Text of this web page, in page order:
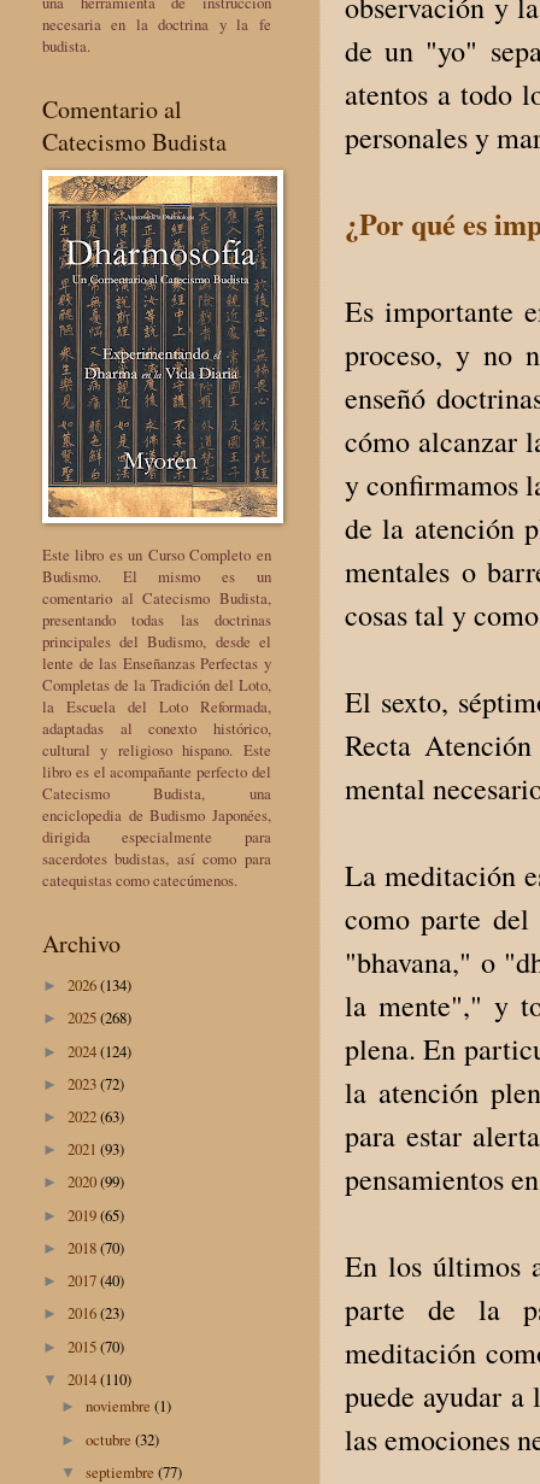
de un "yo"
atentos a todo
personales y
¿Por qué es
Es importante
proceso, y no
enseñó
cómo alcanzar
y confirmamos
de la atención
mentales o
cosas tal y
El sexto,
Recta
mental
La meditación
como parte del
"bhavana," o
la mente"," y
plena. En
la atención
para estar
pensamientos
En los últimos
parte de la
meditación
puede ayudar a
las emociones
necesaria en la doctrina y la fe
budista.
Comentario al
Catecismo Budista
Este libro es un Curso Completo en
Budismo. El mismo es un
comentario al Catecismo Budista,
presentando todas las doctrinas
principales del Budismo, desde el
lente de las Enseñanzas Perfectas y
Completas de la Tradición del Loto,
la Escuela del Loto Reformada,
adaptadas al conexto histórico,
cultural y religioso hispano. Este
libro es el acompañante perfecto del
Catecismo Budista, una
enciclopedia de Budismo Japonées,
dirigida especialmente para
sacerdotes budistas, así como para
catequistas como catecúmenos.
Archivo
► 2026(134)
► 2025(268)
► 2024(124)
► 2023(72)
► 2022(63)
► 2021 (93)
► 2020(99)
► 2019(65)
► 2018(70)
► 2017(40)
► 2016(23)
► 2015(70)
▼ 2014(110)
►noviembre(1)
►octubre(32)
▼septiembre(77)